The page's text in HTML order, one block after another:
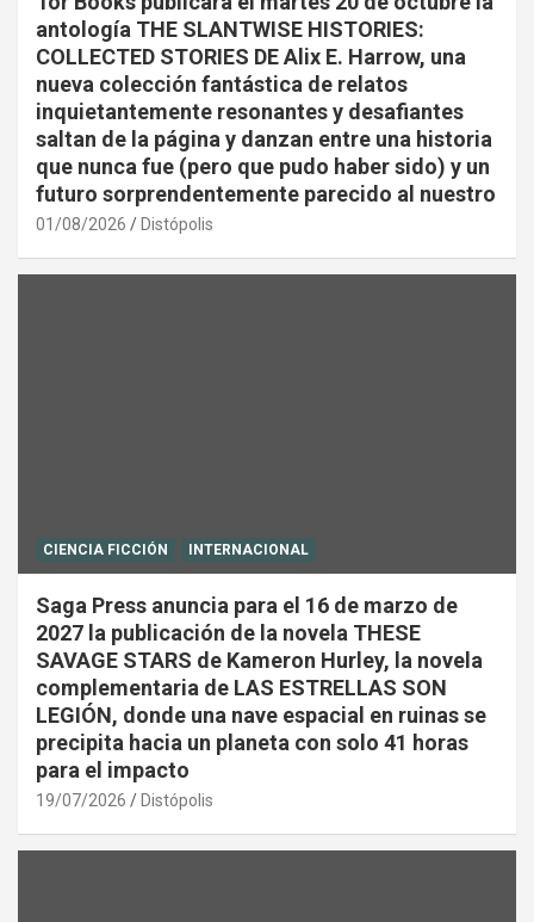
antología THE SLANTWISE HISTORIES:
COLLECTED STORIES DE Alix E. Harrow, una
nueva colección fantástica de relatos
inquietantemente resonantes y desafiantes
saltan de la página y danzan entre una historia
que nunca fue (pero que pudo haber sido) y un
futuro sorprendentemente parecido al nuestro
01/08/2026 Distópolis
CIENCIA FICCIÓN INTERNACIONAL
Saga Press anuncia para el 16 de marzo de
2027 la publicación de la novela THESE
SAVAGE STARS de Kameron Hurley, la novela
complementaria de LAS ESTRELLAS SON
LEGIÓN, donde una nave espacial en ruinas se
precipita hacia un planeta con solo 41 horas
para el impacto
19/07/2026 Distópolis